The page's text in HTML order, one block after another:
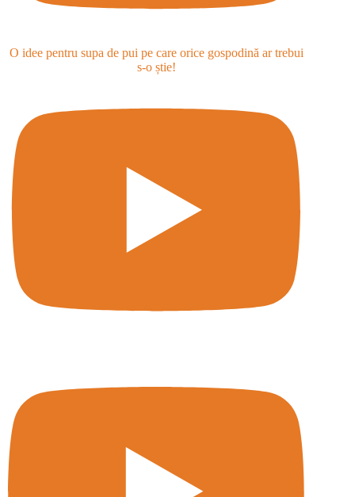
O idee pentru supa de pui pe care orice gospodină ar trebui
s-o știe!